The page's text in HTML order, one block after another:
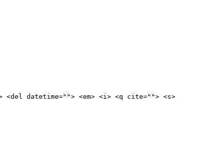
datetime=""> <em> <i> <q cite=""> <s>